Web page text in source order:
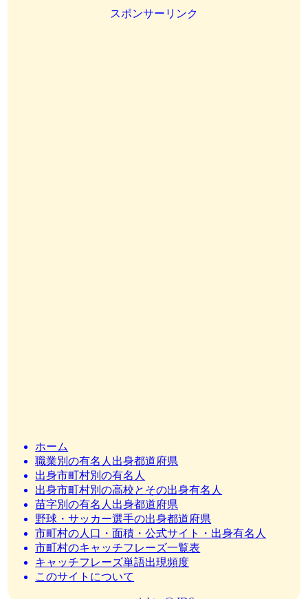
スポンサーリンク
ホーム
職業別の有名人出身都道府県
出身市町村別の有名人
出身市町村別の高校とその出身有名人
苗字別の有名人出身都道府県
野球・サッカー選手の出身都道府県
市町村の人口・面積・公式サイト・出身有名人
市町村のキャッチフレーズ一覧表
キャッチフレーズ単語出現頻度
このサイトについて